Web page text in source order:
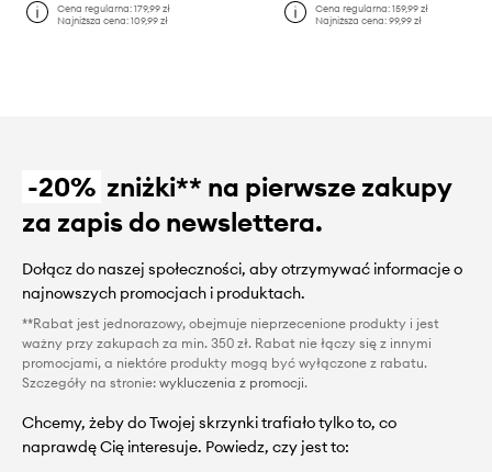
Cena regularna:179,99 zł
Najniższa cena:109,99 zł
Cena regularna: 159,99 zł
Najniższa cena: 99,99 zł
-20% zniżki** na pierwsze zakupy
za zapis do newslettera.
Dołącz do naszej społeczności, aby otrzymywać informacje o
najnowszych promocjach i produktach.
**Rabat jest jednorazowy, obejmuje nieprzecenione produkty i jest
ważny przy zakupach za min. 350 zł. Rabat nie łączy się z innymi
promocjami, a niektóre produkty mogą być wyłączone z rabatu.
Szczegóły na stronie: wykluczenia z promocji.
Chcemy, żeby do Twojej skrzynki trafiało tylko to, co
naprawdę Cię interesuje. Powiedz, czy jest to: